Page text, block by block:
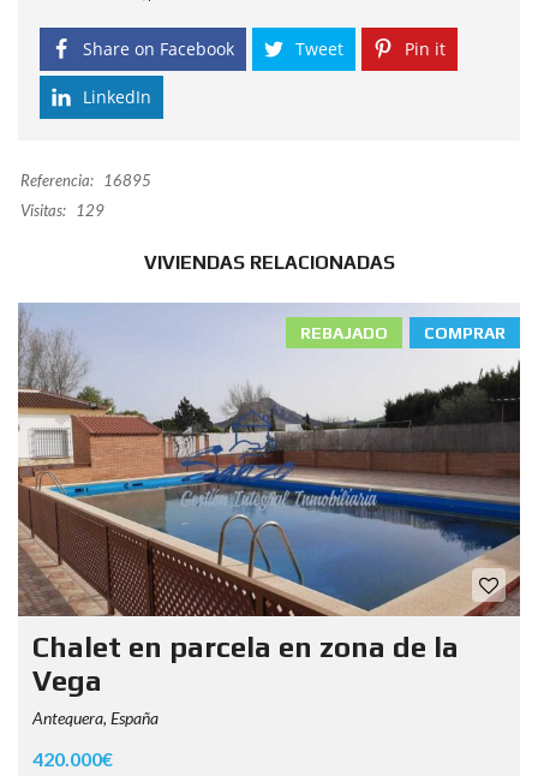
Share on Facebook Tweet Pin it
LinkedIn
Referencia:
16895
Visitas:
129
VIVIENDAS RELACIONADAS
COMPRAR
REBAJADO
Chalet en parcela en zona de la
Vega
Antequera, España
420.000€